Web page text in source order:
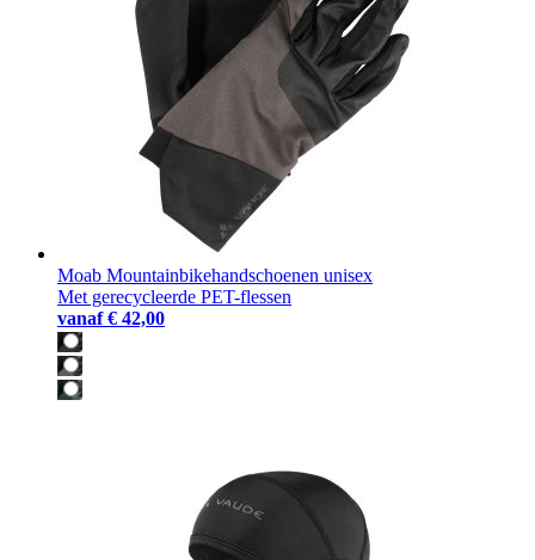
Moab Mountainbikehandschoenen unisex
Met gerecycleerde PET-flessen
vanaf € 42,00